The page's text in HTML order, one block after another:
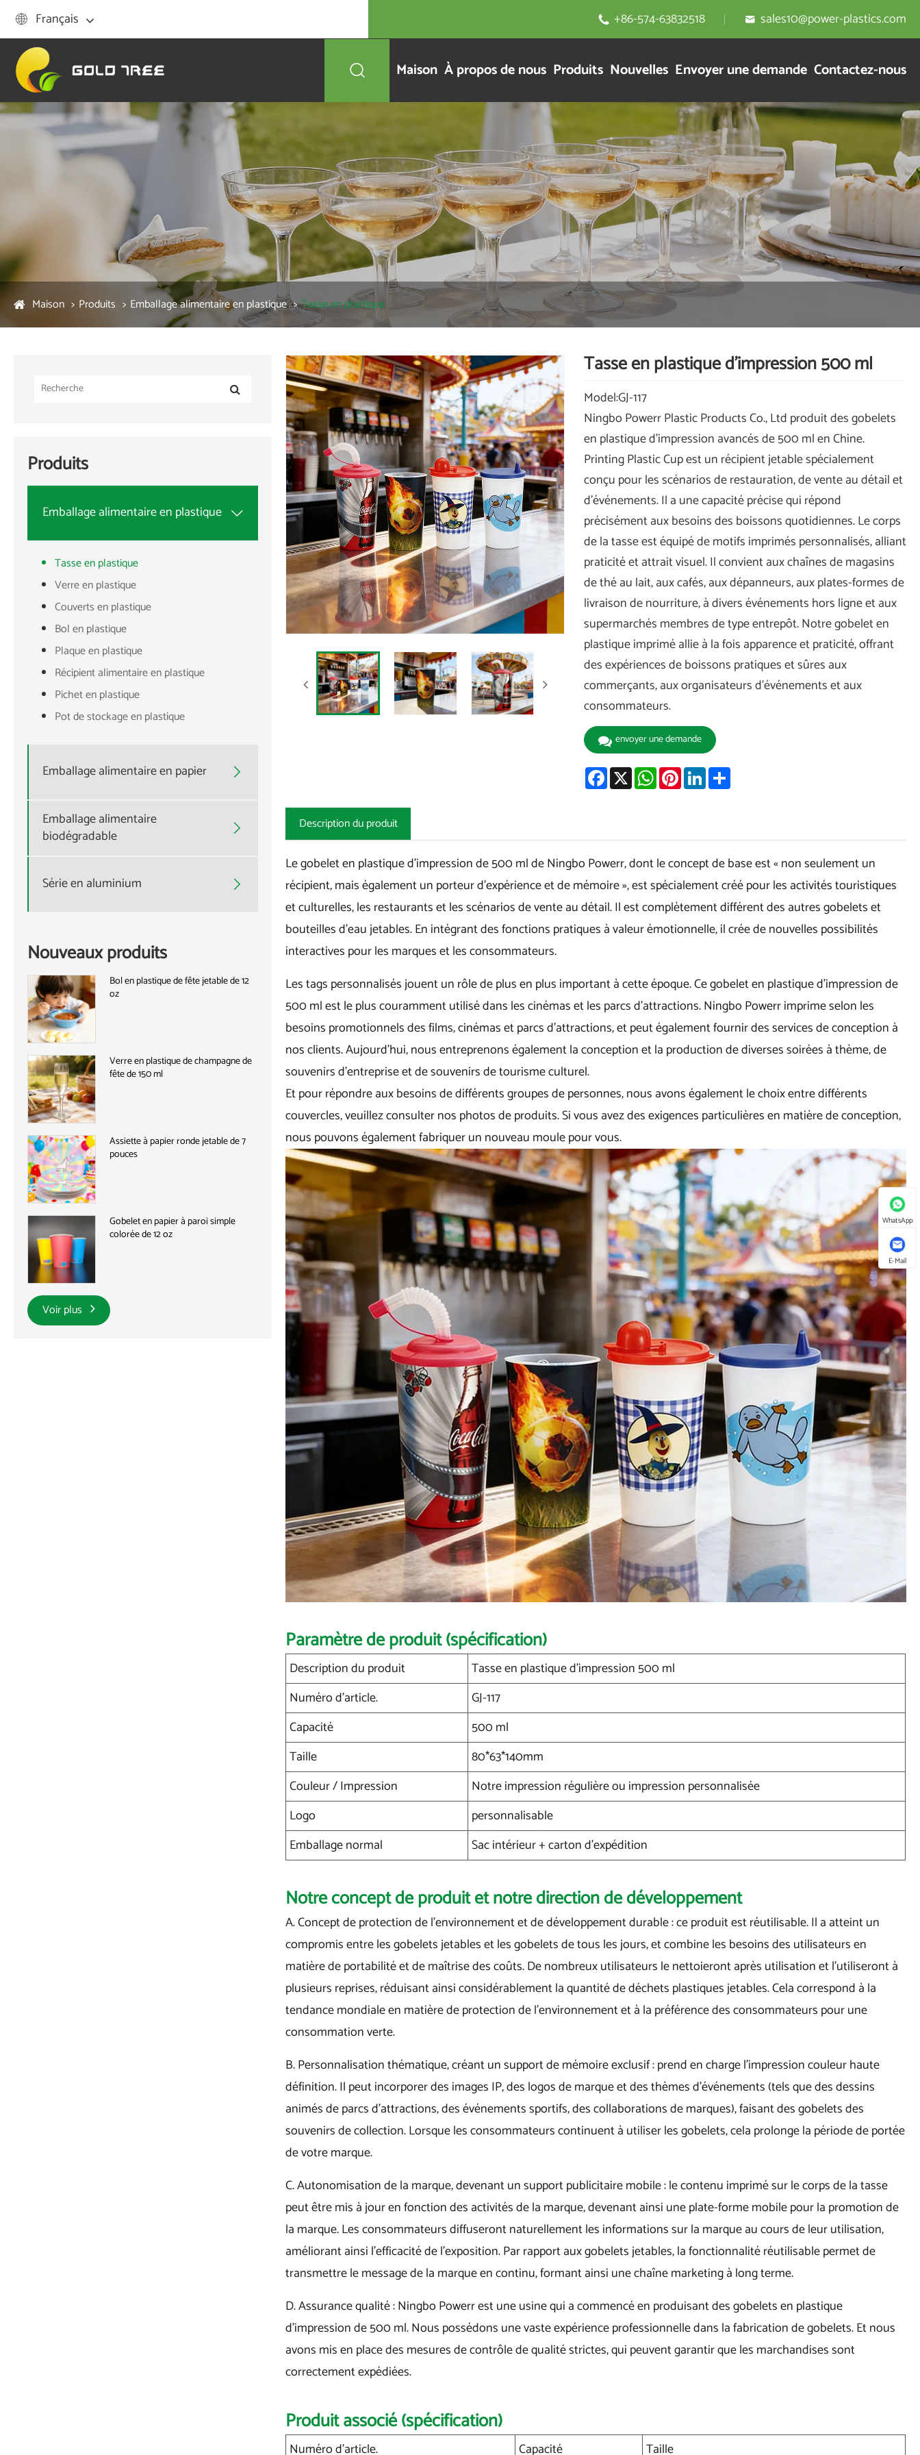
 Français  +86-574-63832518  sales10@power-plastics.com
 Maison À propos de nous Produits Nouvelles Envoyer une demande Contactez-nous
Maison Produits Emballage alimentaire en plastique Tasse en plastique
Produits
Emballage alimentaire en plastique 
Tasse en plastique
Verre en plastique
Couverts en plastique
Bol en plastique
Plaque en plastique
Récipient alimentaire en plastique
Pichet en plastique
Pot de stockage en plastique
Emballage alimentaire en papier 
Emballage alimentaire
biodégradable

Série en aluminium 
Nouveaux produits
Bol en plastique de fête jetable de 12
oz
Verre en plastique de champagne de
fête de 150 ml
Assiette à papier ronde jetable de 7
pouces
Gobelet en papier à paroi simple
colorée de 12 oz
Voir plus
Tasse en plastique d'impression 500 ml
Model:GJ-117
Ningbo Powerr Plastic Products Co., Ltd produit des gobelets
en plastique d'impression avancés de 500 ml en Chine.
Printing Plastic Cup est un récipient jetable spécialement
conçu pour les scénarios de restauration, de vente au détail et
d'événements. Il a une capacité précise qui répond
précisément aux besoins des boissons quotidiennes. Le corps
de la tasse est équipé de motifs imprimés personnalisés, alliant
praticité et attrait visuel. Il convient aux chaînes de magasins
de thé au lait, aux cafés, aux dépanneurs, aux plates-formes de
livraison de nourriture, à divers événements hors ligne et aux
supermarchés membres de type entrepôt. Notre gobelet en
plastique imprimé allie à la fois apparence et praticité, offrant
des expériences de boissons pratiques et sûres aux
commerçants, aux organisateurs d'événements et aux
consommateurs.
envoyer une demande
Facebook
X WhatsApp
PinterestLinkedInShare
Description du produit
Le gobelet en plastique d'impression de 500 ml de Ningbo Powerr, dont le concept de base est « non seulement un
récipient, mais également un porteur d'expérience et de mémoire », est spécialement créé pour les activités touristiques
et culturelles, les restaurants et les scénarios de vente au détail. Il est complètement différent des autres gobelets et
bouteilles d'eau jetables. En intégrant des fonctions pratiques à valeur émotionnelle, il crée de nouvelles possibilités
interactives pour les marques et les consommateurs.
Les tags personnalisés jouent un rôle de plus en plus important à cette époque. Ce gobelet en plastique d'impression de
500 ml est le plus couramment utilisé dans les cinémas et les parcs d'attractions. Ningbo Powerr imprime selon les
besoins promotionnels des films, cinémas et parcs d'attractions, et peut également fournir des services de conception à
nos clients. Aujourd'hui, nous entreprenons également la conception et la production de diverses soirées à thème, de
souvenirs d'entreprise et de souvenirs de tourisme culturel.
Et pour répondre aux besoins de différents groupes de personnes, nous avons également le choix entre différents
couvercles, veuillez consulter nos photos de produits. Si vous avez des exigences particulières en matière de conception,
nous pouvons également fabriquer un nouveau moule pour vous.
Paramètre de produit (spécification)
Description du produit
Tasse en plastique d'impression 500 ml
Numéro d'article.
GJ-117
Capacité
500 ml
Taille
80*63*140mm
Couleur / Impression
Notre impression régulière ou impression personnalisée
Logo
personnalisable
Emballage normal
Sac intérieur + carton d'expédition
Notre concept de produit et notre direction de développement
A. Concept de protection de l'environnement et de développement durable : ce produit est réutilisable. Il a atteint un
compromis entre les gobelets jetables et les gobelets de tous les jours, et combine les besoins des utilisateurs en
matière de portabilité et de maîtrise des coûts. De nombreux utilisateurs le nettoieront après utilisation et l'utiliseront à
plusieurs reprises, réduisant ainsi considérablement la quantité de déchets plastiques jetables. Cela correspond à la
tendance mondiale en matière de protection de l'environnement et à la préférence des consommateurs pour une
consommation verte.
B. Personnalisation thématique, créant un support de mémoire exclusif : prend en charge l'impression couleur haute
définition. Il peut incorporer des images IP, des logos de marque et des thèmes d'événements (tels que des dessins
animés de parcs d'attractions, des événements sportifs, des collaborations de marques), faisant des gobelets des
souvenirs de collection. Lorsque les consommateurs continuent à utiliser les gobelets, cela prolonge la période de portée
de votre marque.
C. Autonomisation de la marque, devenant un support publicitaire mobile : le contenu imprimé sur le corps de la tasse
peut être mis à jour en fonction des activités de la marque, devenant ainsi une plate-forme mobile pour la promotion de
la marque. Les consommateurs diffuseront naturellement les informations sur la marque au cours de leur utilisation,
améliorant ainsi l'efficacité de l'exposition. Par rapport aux gobelets jetables, la fonctionnalité réutilisable permet de
transmettre le message de la marque en continu, formant ainsi une chaîne marketing à long terme.
D. Assurance qualité : Ningbo Powerr est une usine qui a commencé en produisant des gobelets en plastique
d'impression de 500 ml. Nous possédons une vaste expérience professionnelle dans la fabrication de gobelets. Et nous
avons mis en place des mesures de contrôle de qualité strictes, qui peuvent garantir que les marchandises sont
correctement expédiées.
Produit associé (spécification)
Numéro d'article. Capacité Taille
WhatsApp
E-Mail